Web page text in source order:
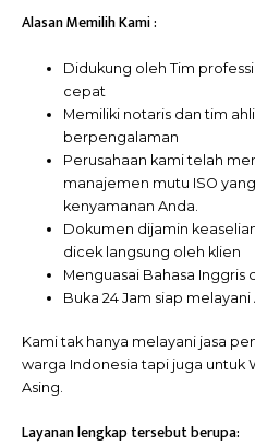
Alasan Memilih Kami :
Didukung oleh Tim
cepat
Memiliki notaris dan tim
berpengalaman
Perusahaan kami telah
manajemen mutu ISO
kenyamanan Anda.
Dokumen dijamin
dicek langsung oleh klien
Menguasai Bahasa Inggris
Buka 24 Jam siap melayani
Kami tak hanya melayani jasa
warga Indonesia tapi juga untuk
Asing.
Layanan lengkap tersebut berupa: